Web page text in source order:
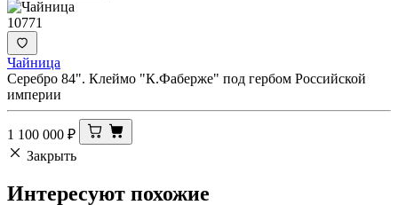
10771
Чайница
Серебро 84". Клеймо "К.Фаберже" под гербом Российской
империи
1 100 000 ₽
Закрыть
Интересуют похожие